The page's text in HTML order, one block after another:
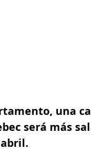
una
será más